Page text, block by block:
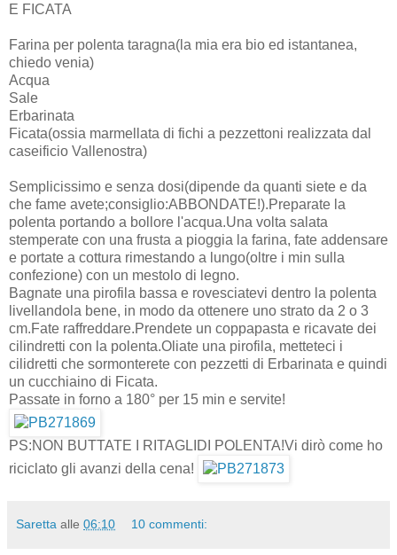
E FICATA
Farina per polenta taragna(la mia era bio ed istantanea,
chiedo venia)
Acqua
Sale
Erbarinata
Ficata(ossia marmellata di fichi a pezzettoni realizzata dal
caseificio Vallenostra)
Semplicissimo e senza dosi(dipende da quanti siete e da
che fame avete;consiglio:ABBONDATE!).Preparate la
polenta portando a bollore l'acqua.Una volta salata
stemperate con una frusta a pioggia la farina, fate addensare
e portate a cottura rimestando a lungo(oltre i min sulla
confezione) con un mestolo di legno.
Bagnate una pirofila bassa e rovesciatevi dentro la polenta
livellandola bene, in modo da ottenere uno strato da 2 o 3
cm.Fate raffreddare.Prendete un coppapasta e ricavate dei
cilindretti con la polenta.Oliate una pirofila, metteteci i
cilidretti che sormonterete con pezzetti di Erbarinata e quindi
un cucchiaino di Ficata.
Passate in forno a 180° per 15 min e servite!
PS:NON BUTTATE I RITAGLIDI POLENTA!Vi dirò come ho
riciclato gli avanzi della cena!
Saretta alle 06:10 10 commenti: